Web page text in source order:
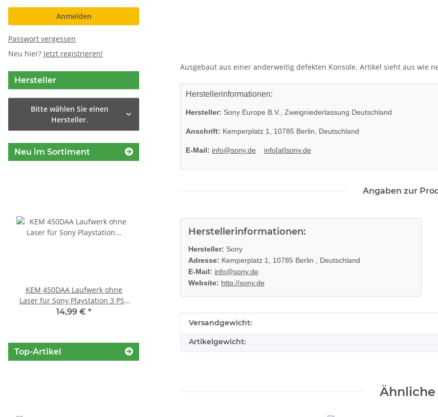
Ausgebaut aus einer anderweitig defekten Konsole. Artikel sieht aus wie
Herstellerinformationen:
Hersteller: Sony Europe B.V., Zweigniederlassung Deutschland
Anschrift: Kemperplatz 1, 10785 Berlin, Deutschland
E-Mail: info@sony.de info[at]sony.de
Angaben zur
Herstellerinformationen:
Hersteller: Sony
Adresse: Kemperplatz 1, 10785 Berlin , Deutschland
E-Mail: info@sony.de
Website: http://sony.de
Produkteigenschaft
Wert
Versandgewicht:
Artikelgewicht:
Anmelden
Passwort vergessen
Neu hier? Jetzt registrieren!
Hersteller
Bitte wählen Sie einen
Hersteller.
Neu im Sortiment
KEM 450DAA Laufwerk ohne
Laser für Sony Playstation 3 PS3
Slim
14,99 € *
Sony Playstation 3 KEM KES
Top-Artikel